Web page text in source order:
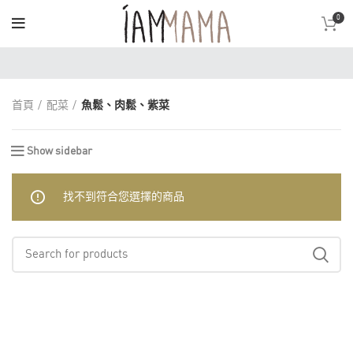
0
首頁 配菜 魚鬆、肉鬆、紫菜
Show sidebar
找不到符合您選擇的商品